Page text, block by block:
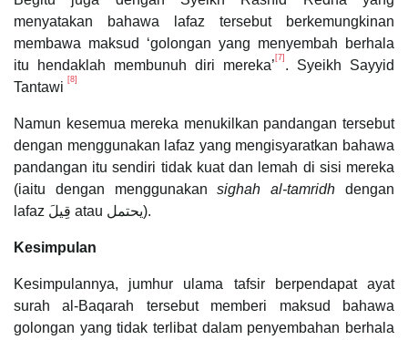
menyatakan bahawa lafaz tersebut berkemungkinan
membawa maksud ‘golongan yang menyembah berhala
itu hendaklah membunuh diri mereka’ [7] . Syeikh Sayyid
Tantawi [8]
Namun kesemua mereka menukilkan pandangan tersebut
dengan menggunakan lafaz yang mengisyaratkan bahawa
pandangan itu sendiri tidak kuat dan lemah di sisi mereka
(iaitu dengan menggunakansighah al-tamridhdengan
lafaz قِيلَ atau يحتمل).
Kesimpulan
Kesimpulannya, jumhur ulama tafsir berpendapat ayat
surah al-Baqarah tersebut memberi maksud bahawa
golongan yang tidak terlibat dalam penyembahan berhala